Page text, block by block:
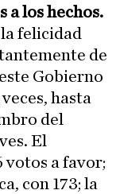
a los hechos.
felicidad
de
Gobierno
veces, hasta
del
El
votos a favor;
con 173; la